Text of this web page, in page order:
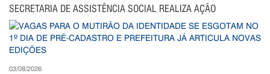
SECRETARIA DE ASSISTÊNCIA SOCIAL REALIZA AÇÃO
03/08/2026